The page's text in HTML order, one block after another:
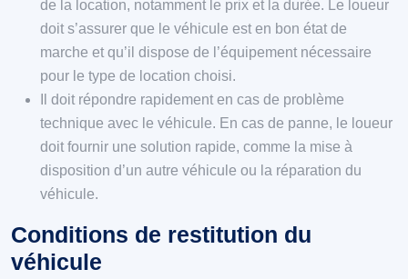
de la location, notamment le prix et la durée. Le loueur
doit s’assurer que le véhicule est en bon état de
marche et qu’il dispose de l’équipement nécessaire
pour le type de location choisi.
Il doit répondre rapidement en cas de problème
technique avec le véhicule. En cas de panne, le loueur
doit fournir une solution rapide, comme la mise à
disposition d’un autre véhicule ou la réparation du
véhicule.
Conditions de restitution du
véhicule